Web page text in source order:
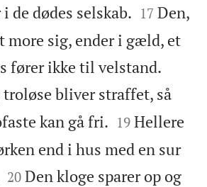
de dødes selskab. 

17 Den,
more sig, ender i gæld, et
fører ikke til velstand.
troløse bliver straffet, så
kan gå fri. 

19 Hellere
end i hus med en sur


20 Den kloge sparer op og